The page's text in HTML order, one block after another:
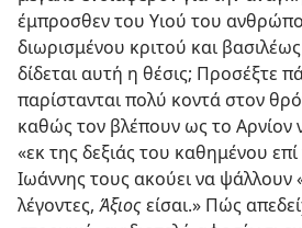
έμπροσθεν του Υιού του
διωρισμένου κριτού και
δίδεται αυτή η θέσις; Προσέξτε
παρίστανται πολύ κοντά στον
καθώς τον βλέπουν ως το Αρνίον
«εκ της δεξιάς του καθημένου
Ιωάννης τους ακούει να ψάλλουν
λέγοντες, Άξιοςείσαι.» Πώς